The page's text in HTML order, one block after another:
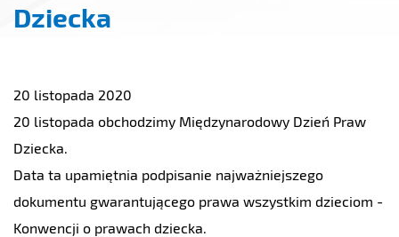
Dziecka
20 listopada 2020
20 listopada obchodzimy Międzynarodowy Dzień Praw
Dziecka.
Data ta upamiętnia podpisanie najważniejszego
dokumentu gwarantującego prawa wszystkim dzieciom -
Konwencji o prawach dziecka.